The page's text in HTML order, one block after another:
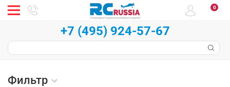
0
+7 (495) 924-57-67
Фильтр